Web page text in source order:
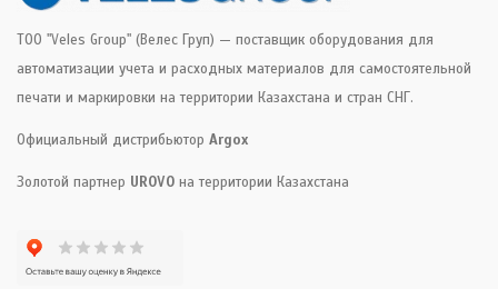
ТОО "Veles Group" (Велес Груп) — поставщик оборудования для
автоматизации учета и расходных материалов для самостоятельной
печати и маркировки на территории Казахстана и стран СНГ.
Официальный дистрибьютор Argox
Золотой партнер UROVO на территории Казахстана